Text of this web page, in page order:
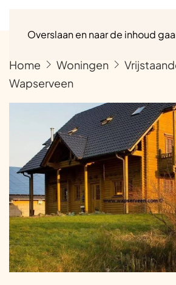
Overslaan en naar de inhoud
Home Woningen
Wapserveen